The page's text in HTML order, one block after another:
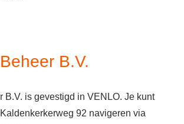
B.V.
B.V. is gevestigd in VENLO. Je kunt
92 navigeren via